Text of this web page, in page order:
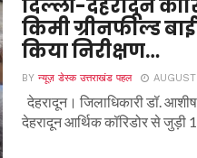
दिल्ली-देहरादून
किमी ग्रीनफील्ड
किया निरीक्षण…
BYन्यूज़ डेस्क उत्तराखंड पहल
देहरादून। जिलाधिकारी डॉ.
देहरादून आर्थिक कॉरिडोर से जुड़ी